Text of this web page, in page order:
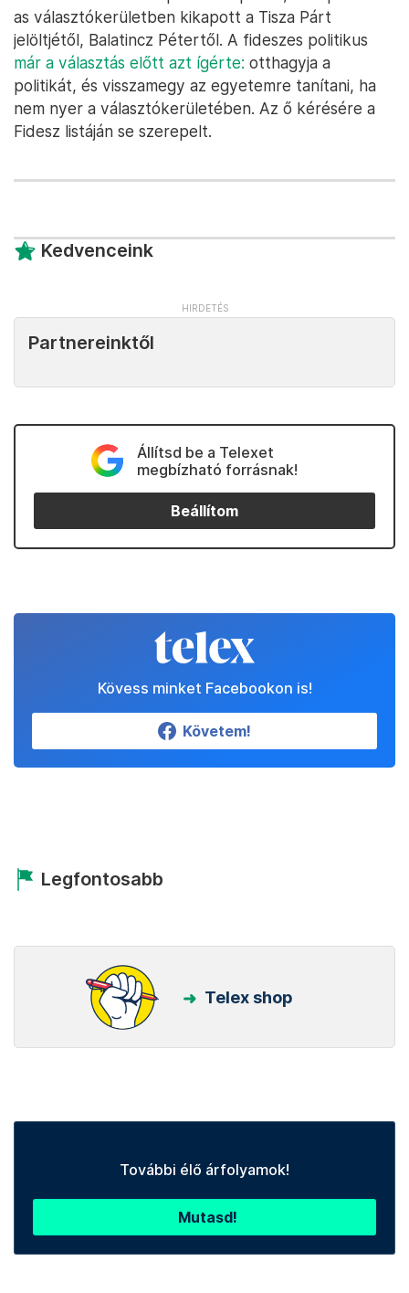
as választókerületben kikapott a Tisza Párt
jelöltjétől, Balatincz Pétertől. A fideszes politikus
már a választás előtt azt ígérte: otthagyja a
politikát, és visszamegy az egyetemre tanítani, ha
nem nyer a választókerületében. Az ő kérésére a
Fidesz listáján se szerepelt.
Kedvenceink
Partnereinktől
Állítsd be a Telexet
megbízható forrásnak!
Beállítom
Kövess minket Facebookon is!
Követem!
Legfontosabb
Telex shop
További élő árfolyamok!
Mutasd!